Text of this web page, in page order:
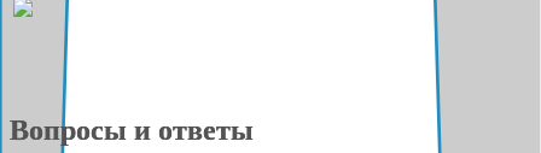
Вопросы и ответы